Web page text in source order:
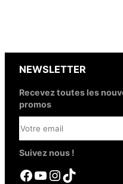
NEWSLETTER
Recevez toutes les
promos
Suivez nous !
Facebook YouTube InstagramTikTok